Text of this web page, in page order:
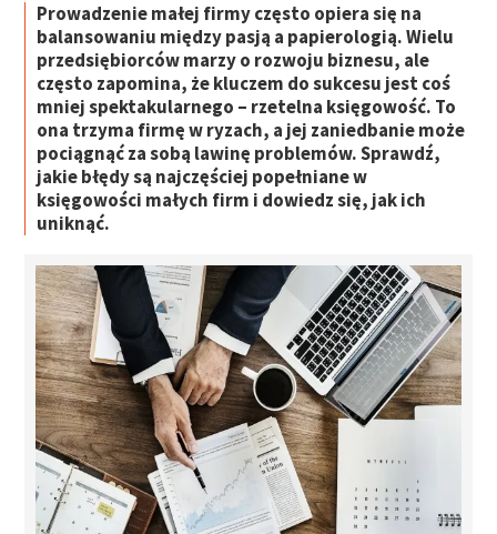
Prowadzenie małej firmy często opiera się na
balansowaniu między pasją a papierologią. Wielu
przedsiębiorców marzy o rozwoju biznesu, ale
często zapomina, że kluczem do sukcesu jest coś
mniej spektakularnego – rzetelna księgowość. To
ona trzyma firmę w ryzach, a jej zaniedbanie może
pociągnąć za sobą lawinę problemów. Sprawdź,
jakie błędy są najczęściej popełniane w
księgowości małych firm i dowiedz się, jak ich
uniknąć.